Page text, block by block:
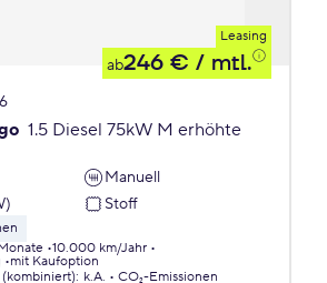
Leasing
ab246 € / mtl.
1.5 Diesel 75kW M erhöhte
Manuell
Stoff
10.000 km/Jahr
mit Kaufoption
: k.A.
CO₂-Emissionen